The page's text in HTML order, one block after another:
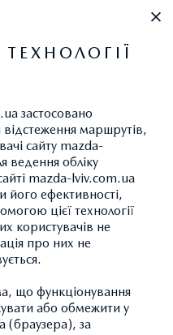
У ЛЬВІВСЬКІЙ
дилер автомобілів
на автомобільному
застосовано
маршрутів,
сайту mazda-
ведення обліку
mazda-lviv.com.ua
його ефективності,
цієї технології
користувачів не
про них не
що функціонування
або обмежити у
(браузера), за